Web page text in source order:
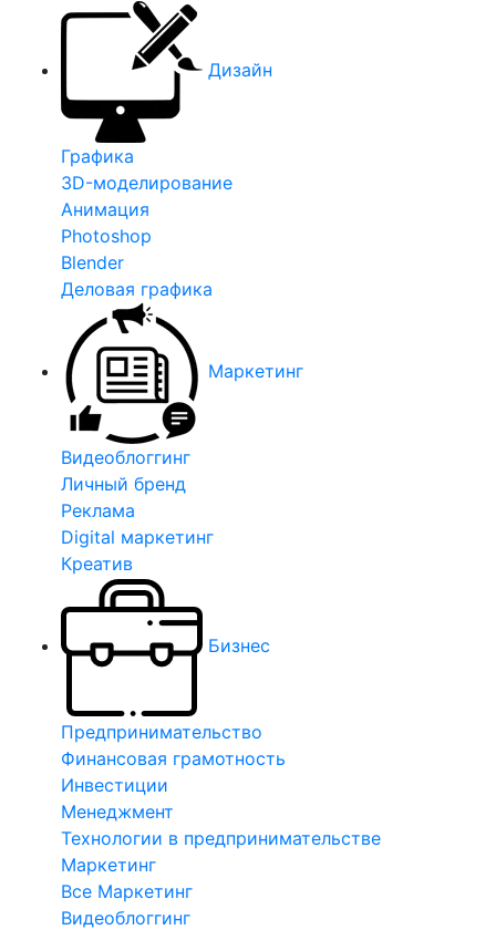
Дизайн
Графика
3D-моделирование
Анимация
Photoshop
Blender
Деловая графика
Маркетинг
Видеоблоггинг
Личный бренд
Реклама
Digital маркетинг
Креатив
Бизнес
Предпринимательство
Финансовая грамотность
Инвестиции
Менеджмент
Технологии в предпринимательстве
Маркетинг
Все Маркетинг
Видеоблоггинг